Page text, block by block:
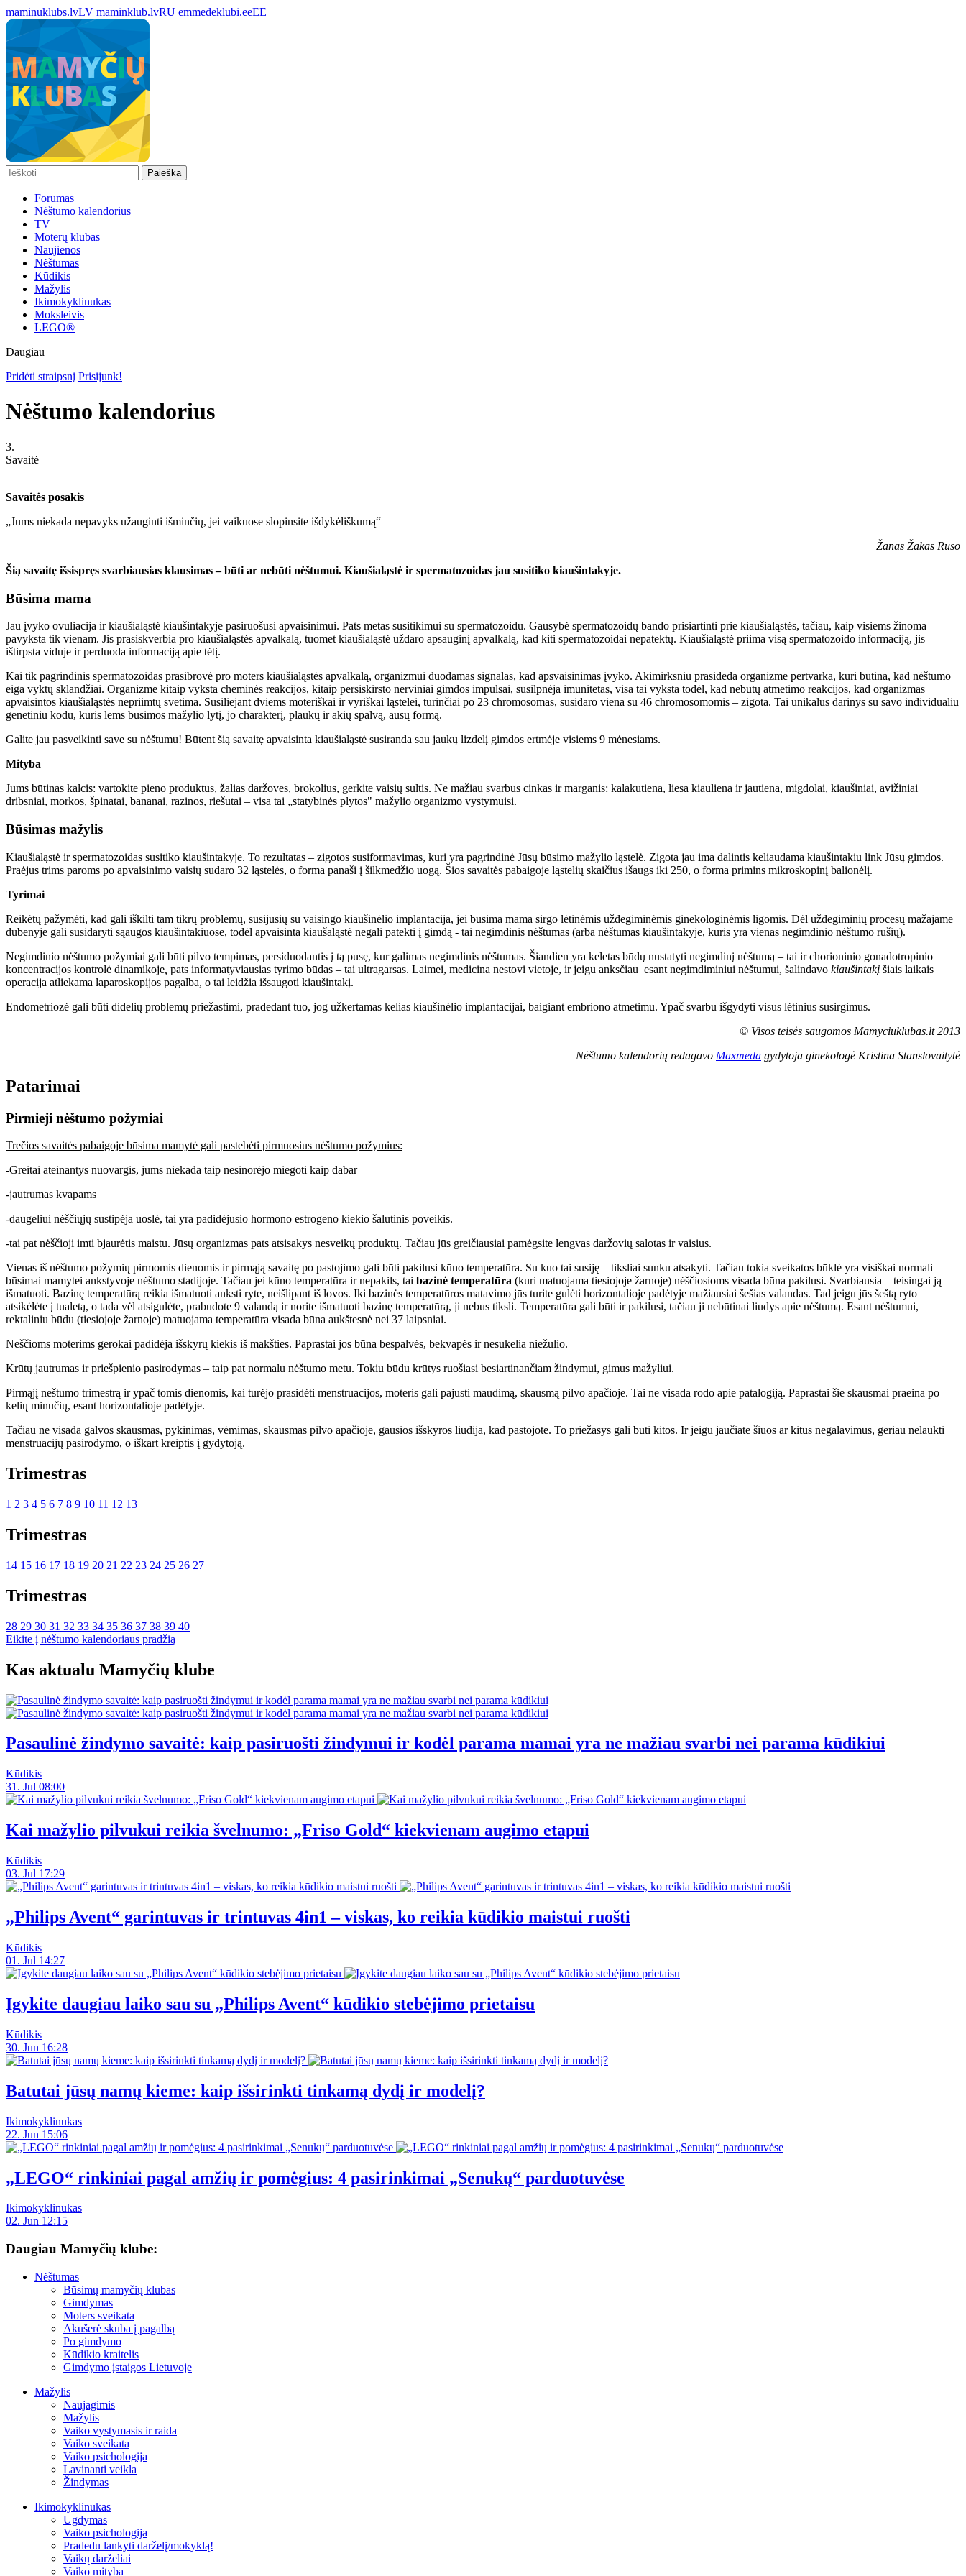
maminuklubs.lvLV maminklub.lvRU emmedeklubi.eeEE
Paieška
Forumas
Nėštumo kalendorius
TV
Moterų klubas
Naujienos
Nėštumas
Kūdikis
Mažylis
Ikimokyklinukas
Moksleivis
LEGO®
Daugiau
Pridėti straipsnį Prisijunk!
Nėštumo kalendorius
3.
Savaitė
Savaitės posakis
„Jums niekada nepavyks užauginti išminčių, jei vaikuose slopinsite išdykėliškumą“
Žanas Žakas Ruso
Šią savaitę išsispręs svarbiausias klausimas – būti ar nebūti nėštumui. Kiaušialąstė ir spermatozoidas jau susitiko kiaušintakyje.
Būsima mama
Jau įvyko ovuliacija ir kiaušialąstė kiaušintakyje pasiruošusi apvaisinimui. Pats metas susitikimui su spermatozoidu. Gausybė spermatozoidų bando prisiartinti prie kiaušialąstės, tačiau, kaip visiems žinoma –
pavyksta tik vienam. Jis prasiskverbia pro kiaušialąstės apvalkalą, tuomet kiaušialąstė uždaro apsauginį apvalkalą, kad kiti spermatozoidai nepatektų. Kiaušialąstė priima visą spermatozoido informaciją, jis
ištirpsta viduje ir perduoda informaciją apie tėtį.
Kai tik pagrindinis spermatozoidas prasibrovė pro moters kiaušialąstės apvalkalą, organizmui duodamas signalas, kad apsvaisinimas įvyko. Akimirksniu prasideda organizme pertvarka, kuri būtina, kad nėštumo
eiga vyktų sklandžiai. Organizme kitaip vyksta cheminės reakcijos, kitaip persiskirsto nerviniai gimdos impulsai, susilpnėja imunitetas, visa tai vyksta todėl, kad nebūtų atmetimo reakcijos, kad organizmas
apvaisintos kiaušialąstės nepriimtų svetima. Susiliejant dviems moteriškai ir vyriškai ląstelei, turinčiai po 23 chromosomas, susidaro viena su 46 chromosomomis – zigota. Tai unikalus darinys su savo individualiu
genetiniu kodu, kuris lems būsimos mažylio lytį, jo charakterį, plaukų ir akių spalvą, ausų formą.
Galite jau pasveikinti save su nėštumu! Būtent šią savaitę apvaisinta kiaušialąstė susiranda sau jaukų lizdelį gimdos ertmėje visiems 9 mėnesiams.
Mityba
Jums būtinas kalcis: vartokite pieno produktus, žalias daržoves, brokolius, gerkite vaisių sultis. Ne mažiau svarbus cinkas ir marganis: kalakutiena, liesa kiauliena ir jautiena, migdolai, kiaušiniai, avižiniai
dribsniai, morkos, špinatai, bananai, razinos, riešutai – visa tai „statybinės plytos" mažylio organizmo vystymuisi.
Būsimas mažylis
Kiaušialąstė ir spermatozoidas susitiko kiaušintakyje. To rezultatas – zigotos susiformavimas, kuri yra pagrindinė Jūsų būsimo mažylio ląstelė. Zigota jau ima dalintis keliaudama kiaušintakiu link Jūsų gimdos.
Praėjus trims paroms po apvaisinimo vaisių sudaro 32 ląstelės, o forma panaši į šilkmedžio uogą. Šios savaitės pabaigoje ląstelių skaičius išaugs iki 250, o forma primins mikroskopinį balionėlį.
Tyrimai
Reikėtų pažymėti, kad gali iškilti tam tikrų problemų, susijusių su vaisingo kiaušinėlio implantacija, jei būsima mama sirgo lėtinėmis uždegiminėmis ginekologinėmis ligomis. Dėl uždegiminių procesų mažajame
dubenyje gali susidaryti sąaugos kiaušintakiuose, todėl apvaisinta kiaušaląstė negali patekti į gimdą - tai negimdinis nėštumas (arba nėštumas kiaušintakyje, kuris yra vienas negimdinio nėštumo rūšių).
Negimdinio nėštumo požymiai gali būti pilvo tempimas, persiduodantis į tą pusę, kur galimas negimdinis nėštumas. Šiandien yra keletas būdų nustatyti negimdinį nėštumą – tai ir chorioninio gonadotropinio
koncentracijos kontrolė dinamikoje pats informatyviausias tyrimo būdas – tai ultragarsas. Laimei, medicina nestovi vietoje, ir jeigu anksčiau esant negimdiminiui nėštumui, šalindavo kiaušintakį šiais laikais
operacija atliekama laparoskopijos pagalba, o tai leidžia išsaugoti kiaušintakį.
Endometriozė gali būti didelių problemų priežastimi, pradedant tuo, jog užkertamas kelias kiaušinėlio implantacijai, baigiant embriono atmetimu. Ypač svarbu išgydyti visus lėtinius susirgimus.
© Visos teisės saugomos Mamyciuklubas.lt 2013
Nėštumo kalendorių redagavo Maxmeda gydytoja ginekologė Kristina Stanslovaitytė
Patarimai
Pirmieji nėštumo požymiai
Trečios savaitės pabaigoje būsima mamytė gali pastebėti pirmuosius nėštumo požymius:
-Greitai ateinantys nuovargis, jums niekada taip nesinorėjo miegoti kaip dabar
-jautrumas kvapams
-daugeliui nėščiųjų sustipėja uoslė, tai yra padidėjusio hormono estrogeno kiekio šalutinis poveikis.
-tai pat nėščioji imti bjaurėtis maistu. Jūsų organizmas pats atsisakys nesveikų produktų. Tačiau jūs greičiausiai pamėgsite lengvas daržovių salotas ir vaisius.
Vienas iš nėštumo požymių pirmomis dienomis ir pirmąją savaitę po pastojimo gali būti pakilusi kūno temperatūra. Su kuo tai susiję – tiksliai sunku atsakyti. Tačiau tokia sveikatos būklė yra visiškai normali
būsimai mamytei ankstyvoje nėštumo stadijoje. Tačiau jei kūno temperatūra ir nepakils, tai bazinė temperatūra (kuri matuojama tiesiojoje žarnoje) nėščiosioms visada būna pakilusi. Svarbiausia – teisingai ją
išmatuoti. Bazinę temperatūrą reikia išmatuoti anksti ryte, neišlipant iš lovos. Iki bazinės temperatūros matavimo jūs turite gulėti horizontalioje padėtyje mažiausiai šešias valandas. Tad jeigu jūs šeštą ryto
atsikėlėte į tualetą, o tada vėl atsigulėte, prabudote 9 valandą ir norite išmatuoti bazinę temperatūrą, ji nebus tiksli. Temperatūra gali būti ir pakilusi, tačiau ji nebūtinai liudys apie nėštumą. Esant nėštumui,
rektaliniu būdu (tiesiojoje žarnoje) matuojama temperatūra visada būna aukštesnė nei 37 laipsniai.
Neščioms moterims gerokai padidėja išskyrų kiekis iš makšties. Paprastai jos būna bespalvės, bekvapės ir nesukelia niežulio.
Krūtų jautrumas ir priešpienio pasirodymas – taip pat normalu nėštumo metu. Tokiu būdu krūtys ruošiasi besiartinančiam žindymui, gimus mažyliui.
Pirmąjį neštumo trimestrą ir ypač tomis dienomis, kai turėjo prasidėti menstruacijos, moteris gali pajusti maudimą, skausmą pilvo apačioje. Tai ne visada rodo apie patalogiją. Paprastai šie skausmai praeina po
kelių minučių, esant horizontalioje padėtyje.
Tačiau ne visada galvos skausmas, pykinimas, vėmimas, skausmas pilvo apačioje, gausios išskyros liudija, kad pastojote. To priežasys gali būti kitos. Ir jeigu jaučiate šiuos ar kitus negalavimus, geriau nelaukti
menstruacijų pasirodymo, o iškart kreiptis į gydytoją.
Trimestras
1 2 3 4 5 6 7 8 9 10 11 12 13
Trimestras
14 15 16 17 18 19 20 21 22 23 24 25 26 27
Trimestras
28 29 30 31 32 33 34 35 36 37 38 39 40
Eikite į nėštumo kalendoriaus pradžią
Kas aktualu Mamyčių klube
Pasaulinė žindymo savaitė: kaip pasiruošti žindymui ir kodėl parama mamai yra ne mažiau svarbi nei parama kūdikiui
Kūdikis
31. Jul 08:00
Kai mažylio pilvukui reikia švelnumo: „Friso Gold“ kiekvienam augimo etapui
Kūdikis
03. Jul 17:29
„Philips Avent“ garintuvas ir trintuvas 4in1 – viskas, ko reikia kūdikio maistui ruošti
Kūdikis
01. Jul 14:27
Įgykite daugiau laiko sau su „Philips Avent“ kūdikio stebėjimo prietaisu
Kūdikis
30. Jun 16:28
Batutai jūsų namų kieme: kaip išsirinkti tinkamą dydį ir modelį?
Ikimokyklinukas
22. Jun 15:06
„LEGO“ rinkiniai pagal amžių ir pomėgius: 4 pasirinkimai „Senukų“ parduotuvėse
Ikimokyklinukas
02. Jun 12:15
Daugiau Mamyčių klube:
Nėštumas
Būsimų mamyčių klubas
Gimdymas
Moters sveikata
Akušerė skuba į pagalbą
Po gimdymo
Kūdikio kraitelis
Gimdymo įstaigos Lietuvoje
Mažylis
Naujagimis
Mažylis
Vaiko vystymasis ir raida
Vaiko sveikata
Vaiko psichologija
Lavinanti veikla
Žindymas
Ikimokyklinukas
Ugdymas
Vaiko psichologija
Pradedu lankyti darželį/mokyklą!
Vaikų darželiai
Vaiko mityba